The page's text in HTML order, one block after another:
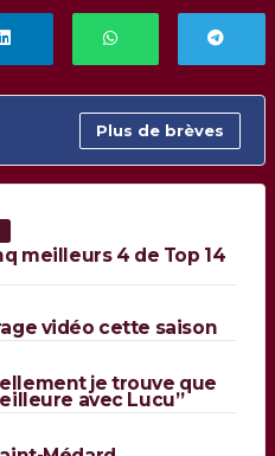
Plus de brèves
meilleurs 4 de Top 14
vidéo cette saison
je trouve que
avec Lucu”